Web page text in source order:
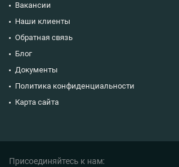
Вакансии
Наши клиенты
Обратная связь
Блог
Документы
Политика конфиденциальности
Карта сайта
Присоединяйтесь к нам: